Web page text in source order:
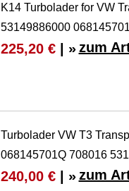
K14 Turbolader for VW
53149886000
225,20 €| » zum
Turbolader VW T3
068145701Q 708016
240,00 €| » zum